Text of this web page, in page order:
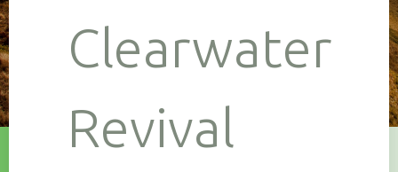
Clearwater
Revival